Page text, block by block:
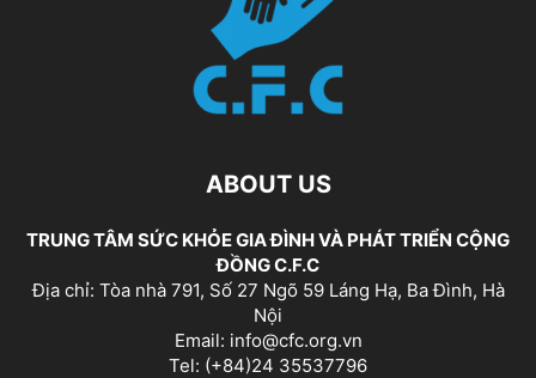
ABOUT US
TRUNG TÂM SỨC KHỎE GIA ĐÌNH VÀ PHÁT TRIỂN CỘNG
ĐỒNG C.F.C
Địa chỉ: Tòa nhà 791, Số 27 Ngõ 59 Láng Hạ, Ba Đình, Hà
Nội
Email: info@cfc.org.vn
Tel: (+84)24 35537796